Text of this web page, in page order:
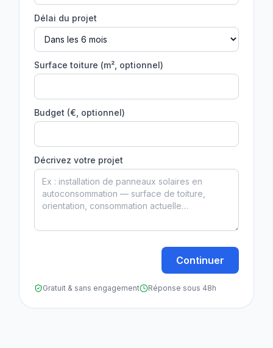
Délai du projet
Surface toiture (m², optionnel)
Budget (€, optionnel)
Décrivez votre projet
Continuer
Gratuit & sans engagement Réponse sous 48h